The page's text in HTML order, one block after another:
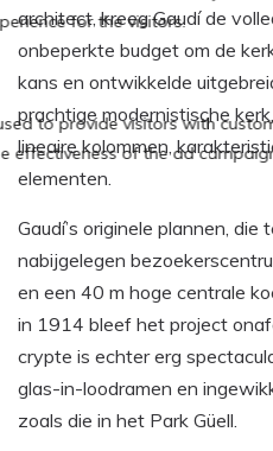
architect, kreeg Gaudí de
onbeperkte budget om de
kans en ontwikkelde
prachtige modernistische
lineaire kolommen,
elementen.
Gaudí’s originele plannen,
nabijgelegen
en een 40 m hoge centrale
in 1914 bleef het project
crypte is echter erg
glas-in-loodramen en
zoals die in het Park Güell.